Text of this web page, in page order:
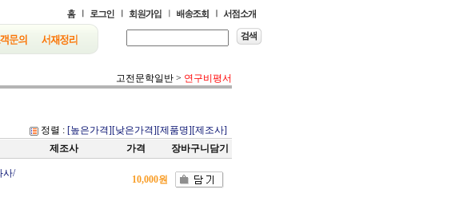
고전문학일반> 연구비평서
정렬 : [높은가격][낮은가격][제품명][제조사]
제조사 가격 장바구니담기
사/
10,000원